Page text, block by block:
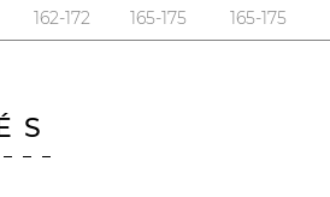
162-172 165-175 165-175